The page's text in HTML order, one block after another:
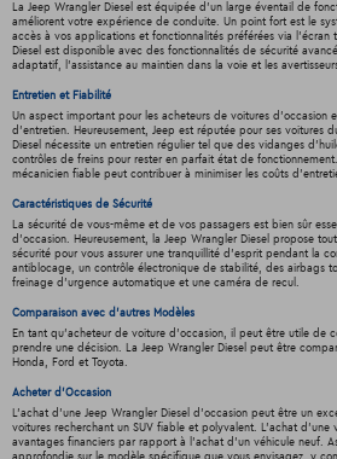
La Jeep Wrangler Diesel est équipée d'un large éventail de
améliorent votre expérience de conduite. Un point fort est le
accès à vos applications et fonctionnalités préférées via l'écran
Diesel est disponible avec des fonctionnalités de sécurité
adaptatif, l'assistance au maintien dans la voie et les
Entretien et Fiabilité
Un aspect important pour les acheteurs de voitures d'occasion
d'entretien. Heureusement, Jeep est réputée pour ses voitures
Diesel nécessite un entretien régulier tel que des vidanges
contrôles de freins pour rester en parfait état de
mécanicien fiable peut contribuer à minimiser les coûts
Caractéristiques de Sécurité
La sécurité de vous-même et de vos passagers est bien sûr
d'occasion. Heureusement, la Jeep Wrangler Diesel propose
sécurité pour vous assurer une tranquillité d'esprit pendant la
antiblocage, un contrôle électronique de stabilité, des airbags
freinage d'urgence automatique et une caméra de recul.
Comparaison avec d'autres Modèles
En tant qu'acheteur de voiture d'occasion, il peut être utile de
prendre une décision. La Jeep Wrangler Diesel peut être
Honda, Ford et Toyota.
Acheter d'Occasion
L'achat d'une Jeep Wrangler Diesel d'occasion peut être un
voitures recherchant un SUV fiable et polyvalent. L'achat d'une
avantages financiers par rapport à l'achat d'un véhicule neuf.